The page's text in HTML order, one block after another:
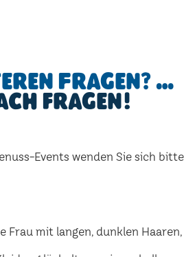
Fragen? …
fragen!
Events wenden Sie sich bitte